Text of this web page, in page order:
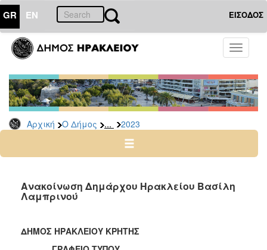
GR EN ΕΙΣΟΔΟΣ
Toggle
Αρχική Ο Δήμος ... 2023
ΔΗΜΟΣ
Δελτία
Τύπου
Αρχείο
2026
2024
2022
2020
Ανακοίνωση Δημάρχου Ηρακλείου Βασίλη
Λαμπρινού
ΔΗΜΟΣ ΗΡΑΚΛΕΙΟΥ ΚΡΗΤΗΣ